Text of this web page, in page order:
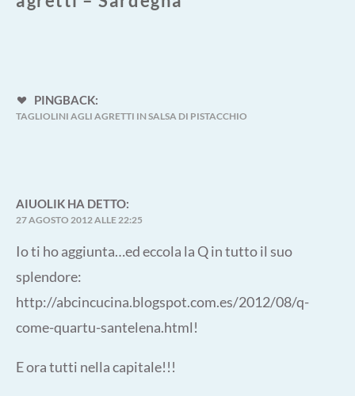
PINGBACK:
TAGLIOLINI AGLI AGRETTI IN SALSA DI PISTACCHIO
AIUOLIK HA DETTO:
27 AGOSTO 2012 ALLE 22:25
Io ti ho aggiunta…ed eccola la Q in tutto il suo
splendore:
http://abcincucina.blogspot.com.es/2012/08/q-
come-quartu-santelena.html!
E ora tutti nella capitale!!!